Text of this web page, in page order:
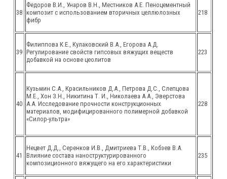
38
Федоров В.И., Унаров В.Н., Местников А.Е. Пеноцементный
композит с использованием вторичных целлюлозных
фибр
218
39
Филиппова К.Е., Кулаковский В.А., Егорова А.Д.
Регулирование свойств гипсовых вяжущих веществ
добавкой на основе цеолитов
223
40
Кузьмин С.А., Красильников Д.А., Петрова Д.С., Слепцова
М.Е., Хон З.Н., Никитина Т. И., Николаева А.А., Эверстова
А.А. Исследование прочности конструкционных
материалов, модифицированного полимерной добавкой
«Силор-ультра»
228
41
Нецвет Д.Д., Серенков И.В., Дмитриева Т.В., Кобзев В.А.
Влияние состава наноструктурированного
композиционного вяжущего на его характеристики
235